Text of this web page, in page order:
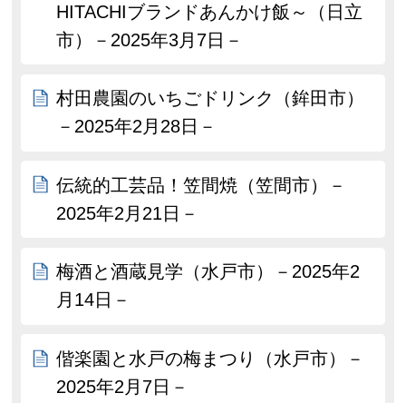
HITACHIブランドあんかけ飯～（日立
市）－2025年3月7日－
村田農園のいちごドリンク（鉾田市）
－2025年2月28日－
伝統的工芸品！笠間焼（笠間市）－
2025年2月21日－
梅酒と酒蔵見学（水戸市）－2025年2
月14日－
偕楽園と水戸の梅まつり（水戸市）－
2025年2月7日－